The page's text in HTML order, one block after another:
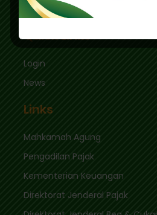
sekretariat@ikpi.or.id
Quick Links
Login
News
Links
Mahkamah Agung
Pengadilan Pajak
Kementerian Keuangan
Direktorat Jenderal Pajak